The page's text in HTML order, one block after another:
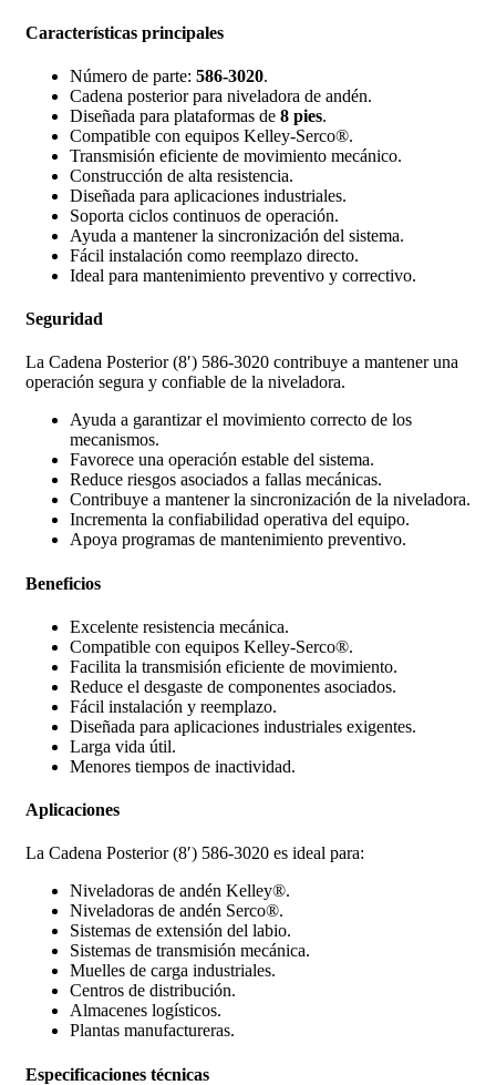
Características principales
Número de parte: 586-3020.
Cadena posterior para niveladora de andén.
Diseñada para plataformas de 8 pies.
Compatible con equipos Kelley-Serco®.
Transmisión eficiente de movimiento mecánico.
Construcción de alta resistencia.
Diseñada para aplicaciones industriales.
Soporta ciclos continuos de operación.
Ayuda a mantener la sincronización del sistema.
Fácil instalación como reemplazo directo.
Ideal para mantenimiento preventivo y correctivo.
Seguridad
La Cadena Posterior (8′) 586-3020 contribuye a mantener una
operación segura y confiable de la niveladora.
Ayuda a garantizar el movimiento correcto de los
mecanismos.
Favorece una operación estable del sistema.
Reduce riesgos asociados a fallas mecánicas.
Contribuye a mantener la sincronización de la niveladora.
Incrementa la confiabilidad operativa del equipo.
Apoya programas de mantenimiento preventivo.
Beneficios
Excelente resistencia mecánica.
Compatible con equipos Kelley-Serco®.
Facilita la transmisión eficiente de movimiento.
Reduce el desgaste de componentes asociados.
Fácil instalación y reemplazo.
Diseñada para aplicaciones industriales exigentes.
Larga vida útil.
Menores tiempos de inactividad.
Aplicaciones
La Cadena Posterior (8′) 586-3020 es ideal para:
Niveladoras de andén Kelley®.
Niveladoras de andén Serco®.
Sistemas de extensión del labio.
Sistemas de transmisión mecánica.
Muelles de carga industriales.
Centros de distribución.
Almacenes logísticos.
Plantas manufactureras.
Especificaciones técnicas